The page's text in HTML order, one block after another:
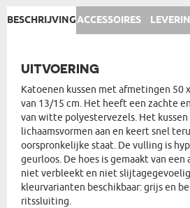
BESCHRIJVINGACCESSOIRES
UITVOERING
Katoenen kussen met afmetingen 50
van 13/15 cm. Het heeft een zachte
van witte polyestervezels. Het kussen
lichaamsvormen aan en keert snel
oorspronkelijke staat. De vulling is
geurloos. De hoes is gemaakt van een
niet verbleekt en niet
kleurvarianten beschikbaar: grijs en
ritssluiting.